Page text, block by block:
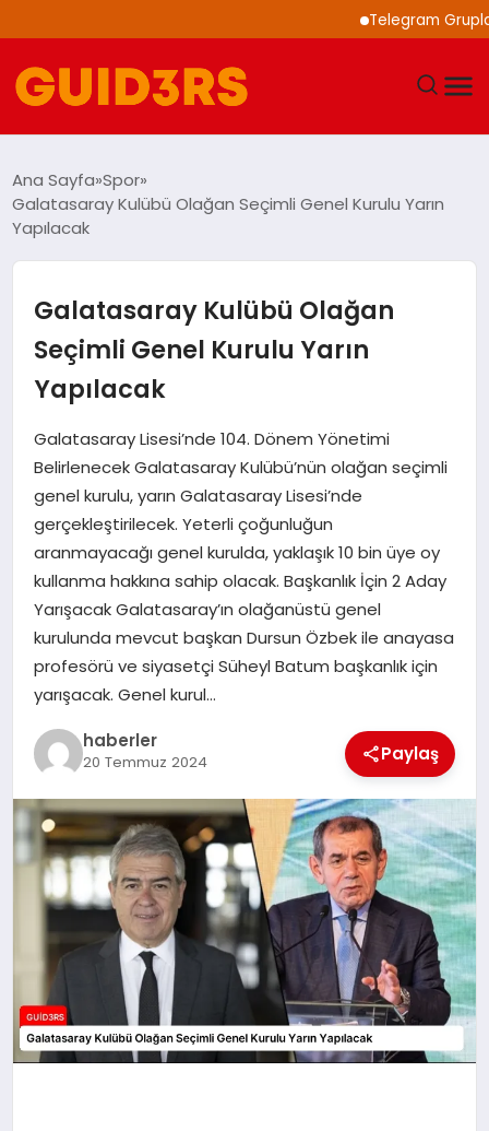
Telegram Grupları
YAŞAM
SAĞLIK
EKONOMI
MAGAZIN
EĞITIM
Ana Sayfa Spor
Galatasaray Kulübü Olağan Seçimli Genel Kurulu Yarın
Yapılacak
Galatasaray Kulübü Olağan
Seçimli Genel Kurulu Yarın
Yapılacak
Galatasaray Lisesi’nde 104. Dönem Yönetimi
Belirlenecek Galatasaray Kulübü’nün olağan seçimli
genel kurulu, yarın Galatasaray Lisesi’nde
gerçekleştirilecek. Yeterli çoğunluğun
aranmayacağı genel kurulda, yaklaşık 10 bin üye oy
kullanma hakkına sahip olacak. Başkanlık İçin 2 Aday
Yarışacak Galatasaray’ın olağanüstü genel
kurulunda mevcut başkan Dursun Özbek ile anayasa
profesörü ve siyasetçi Süheyl Batum başkanlık için
yarışacak. Genel kurul…
haberler
20 Temmuz 2024 Paylaş